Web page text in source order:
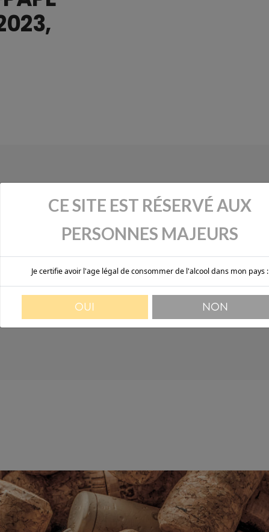
CE SITE EST RÉSERVÉ AUX
PERSONNES MAJEURS
Je certifie avoir l'age légal de consommer de l'alcool dans mon pays :
OUI NON
DERNIERS PRODUITS